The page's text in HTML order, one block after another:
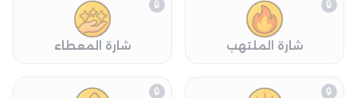
شارة الملتهب
🔒
شارة المعطاء
🔒
🔒
🔒